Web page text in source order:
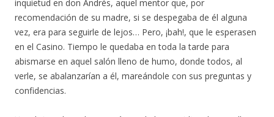
inquietud en don Andrés, aquel mentor que, por
recomendación de su madre, si se despegaba de él alguna
vez, era para seguirle de lejos… Pero, ¡bah!, que le esperasen
en el Casino. Tiempo le quedaba en toda la tarde para
abismarse en aquel salón lleno de humo, donde todos, al
verle, se abalanzarían a él, mareándole con sus preguntas y
confidencias.